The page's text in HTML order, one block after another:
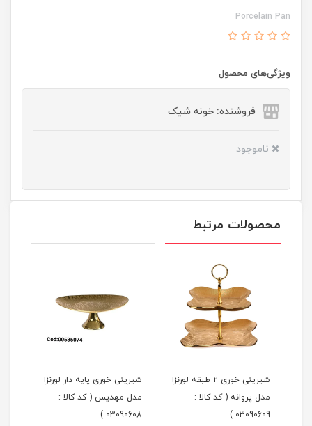
Porcelain Pan
ویژگی‌های محصول
فروشنده: خونه شیک
ناموجود
محصولات مرتبط
شیرینی خوری 2 طبقه لورنزا
مدل پروانه ( کد کالا :
03090609 )
شیرینی خوری پایه دار لورنزا
مدل مهدیس ( کد کالا :
03090608 )